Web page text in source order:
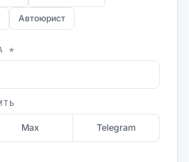
Автоюрист
*
Max Telegram